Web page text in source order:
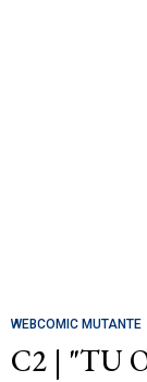
WEBCOMIC MUTANTE
C2 | "TU